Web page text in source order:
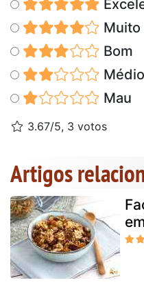
Muito
Bom
Médio
Mau
3.67/5, 3 votos
Artigos